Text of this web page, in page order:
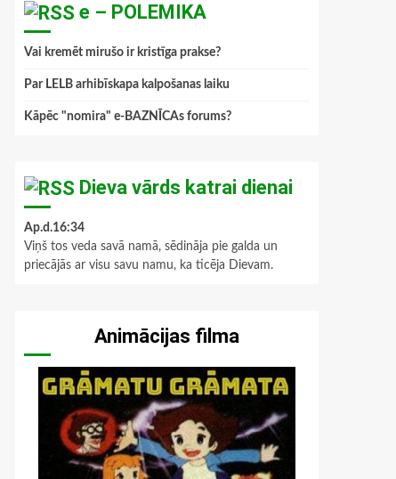
e – POLEMIKA
Vai kremēt mirušo ir kristīga prakse?
Par LELB arhibīskapa kalpošanas laiku
Kāpēc "nomira" e-BAZNĪCAs forums?
Dieva vārds katrai dienai
Ap.d.16:34
Viņš tos veda savā namā, sēdināja pie galda un
priecājās ar visu savu namu, ka ticēja Dievam.
Animācijas filma